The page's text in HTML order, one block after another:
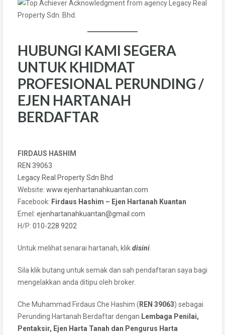
HUBUNGI KAMI SEGERA
UNTUK KHIDMAT
PROFESIONAL PERUNDING /
EJEN HARTANAH
BERDAFTAR
FIRDAUS HASHIM
REN 39063
Legacy Real Property Sdn Bhd
Website: www.ejenhartanahkuantan.com
Facebook: Firdaus Hashim – Ejen Hartanah Kuantan
Emel: ejenhartanahkuantan@gmail com
H/P: 010-228 9202
Untuk melihat senarai hartanah, klikdisini
Sila klik butang untuk semak dan sah pendaftaran saya bagi
mengelakkan anda ditipu oleh broker.
Che Muhammad Firdaus Che Hashim ( REN 39063) sebagai
Perunding Hartanah Berdaftar dengan Lembaga Penilai,
Pentaksir, Ejen Harta Tanah dan Pengurus Harta